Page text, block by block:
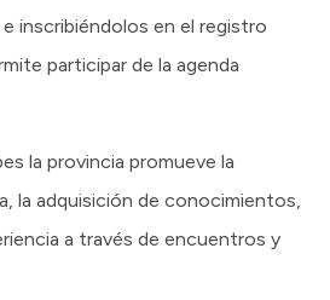
inscribiéndolos en el registro
participar de la agenda
la provincia promueve la
la adquisición de conocimientos,
a través de encuentros y